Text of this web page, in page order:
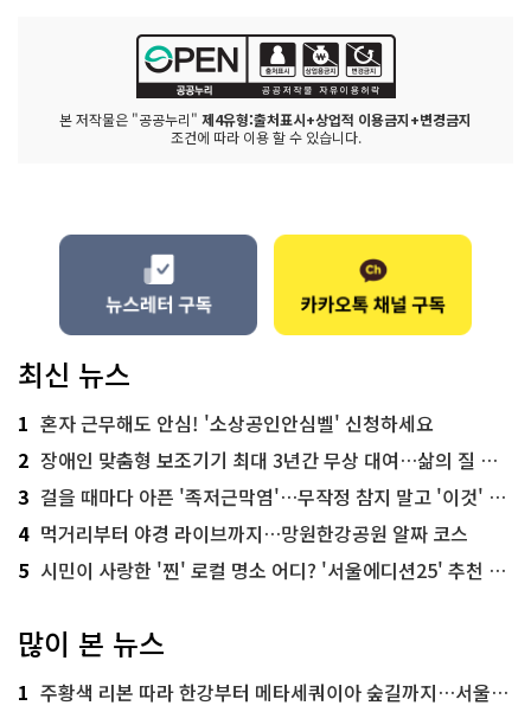
본 저작물은 "공공누리" 제4유형:출처표시+상업적 이용금지+변경금지
조건에 따라 이용 할 수 있습니다.
최신 뉴스
1 혼자 근무해도 안심! '소상공인안심벨' 신청하세요
2 장애인 맞춤형 보조기기 최대 3년간 무상 대여…삶의 질 높인다
3 걸을 때마다 아픈 '족저근막염'…무작정 참지 말고 '이것' 해보세요!
4 먹거리부터 야경 라이브까지…망원한강공원 알짜 코스
5 시민이 사랑한 '찐' 로컬 명소 어디? '서울에디션25' 추천 코스
많이 본 뉴스
1 주황색 리본 따라 한강부터 메타세쿼이아 숲길까지…서울둘레길 15코스